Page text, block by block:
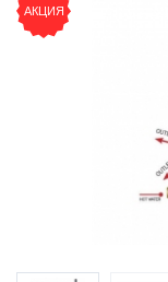
АКЦИЯ